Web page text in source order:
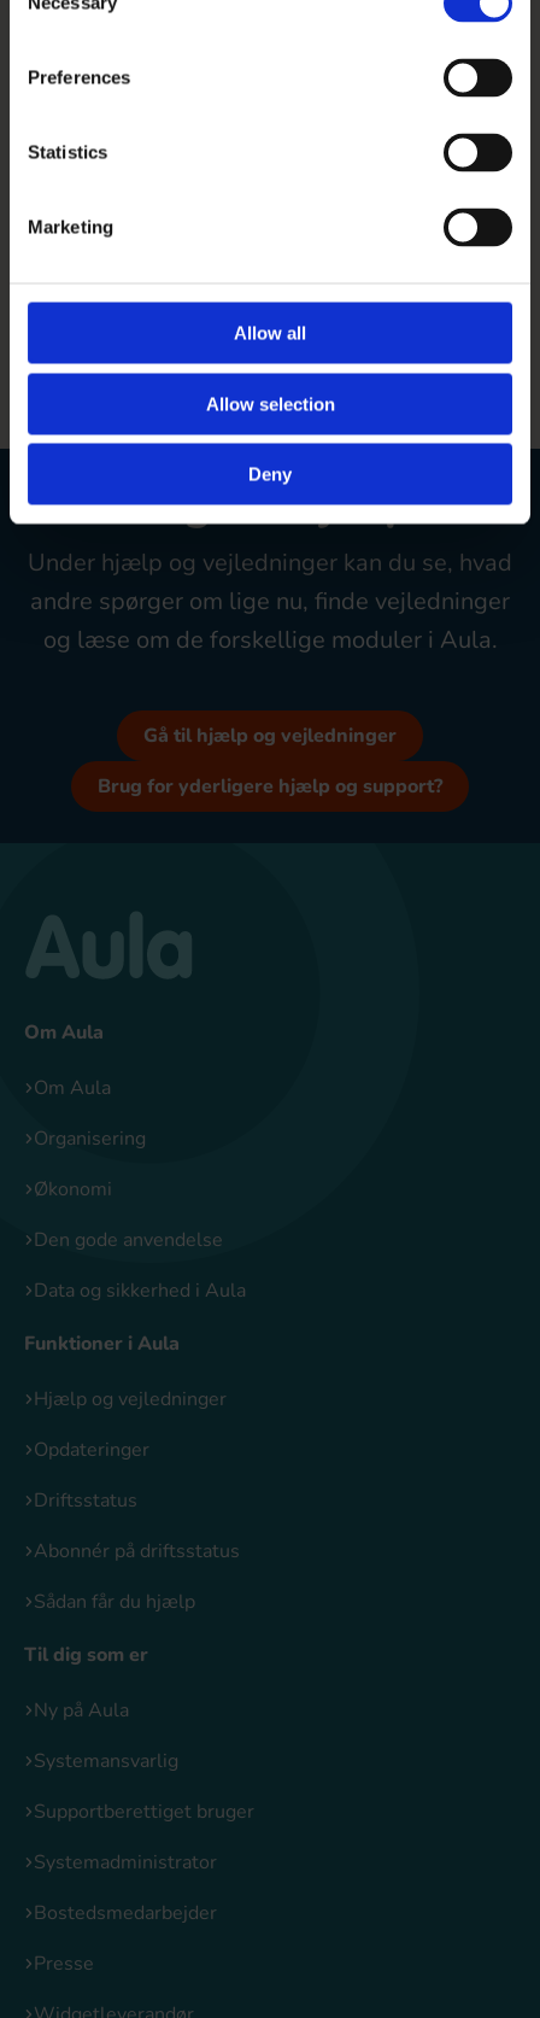
Selection
Preferences
Statistics
Marketing
Allow all
Allow selection
Deny
Ugeoverblik
Komme/gå-dataudtræk
Brug for hjælp?
Under hjælp og vejledninger kan du se, hvad
andre spørger om lige nu, finde vejledninger
og læse om de forskellige moduler i Aula.
Gå til hjælp og vejledninger
Brug for yderligere hjælp og support?
Om Aula
Om Aula
Organisering
Økonomi
Den gode anvendelse
Data og sikkerhed i Aula
Funktioner i Aula
Hjælp og vejledninger
Opdateringer
Driftsstatus
Abonnér på driftsstatus
Sådan får du hjælp
Til dig som er
Ny på Aula
Systemansvarlig
Supportberettiget bruger
Systemadministrator
Bostedsmedarbejder
Presse